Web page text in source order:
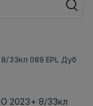
8/33кл 089 EPL Дуб